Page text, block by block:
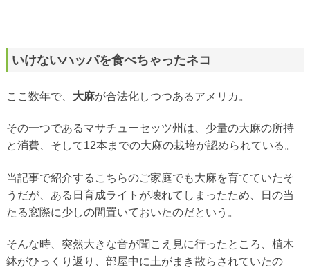
いけないハッパを食べちゃったネコ
ここ数年で、 大麻が合法化しつつあるアメリカ。
その一つであるマサチューセッツ州は、少量の大麻の所持
と消費、そして12本までの大麻の栽培が認められている。
当記事で紹介するこちらのご家庭でも大麻を育てていたそ
うだが、ある日育成ライトが壊れてしまったため、日の当
たる窓際に少しの間置いておいたのだという。
そんな時、突然大きな音が聞こえ見に行ったところ、植木
鉢がひっくり返り、部屋中に土がまき散らされていたの